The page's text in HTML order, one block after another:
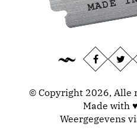
© Copyright 2026, Alle
Made with
Weergegevens